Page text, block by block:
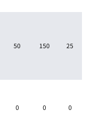
50 150 25
0 0 0